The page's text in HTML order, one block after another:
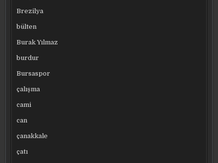
Brezilya
bülten
Burak Yılmaz
burdur
Bursaspor
çalışma
cami
can
çanakkale
çatı